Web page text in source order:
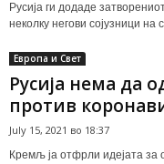
Русија ги додаде
неколку негови сојузници на
Европа и Свет
Русија нема да
против
July 15, 2021 во 18:37
Кремљ ја отфрли идејата за